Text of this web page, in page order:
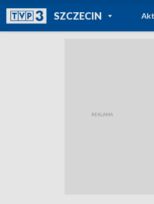
SZCZECINPOWRÓT DO
TVP REGIONY